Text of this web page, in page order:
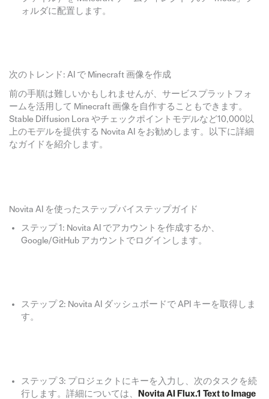
ォルダに配置します。
次のトレンド: AI で Minecraft 画像を作成
前の手順は難しいかもしれませんが、サービスプラットフォ
ームを活用して Minecraft 画像を自作することもできます。
Stable Diffusion Lora やチェックポイントモデルなど10,000以
上のモデルを提供する Novita AI をお勧めします。以下に詳細
なガイドを紹介します。
Novita AI を使ったステップバイステップガイド
ステップ 1: Novita AI でアカウントを作成するか、
Google/GitHub アカウントでログインします。
ステップ 2: Novita AI ダッシュボードで API キーを取得しま
す。
ステップ 3: プロジェクトにキーを入力し、次のタスクを続
行します。詳細については、
Novita AI Flux.1 Text to Image